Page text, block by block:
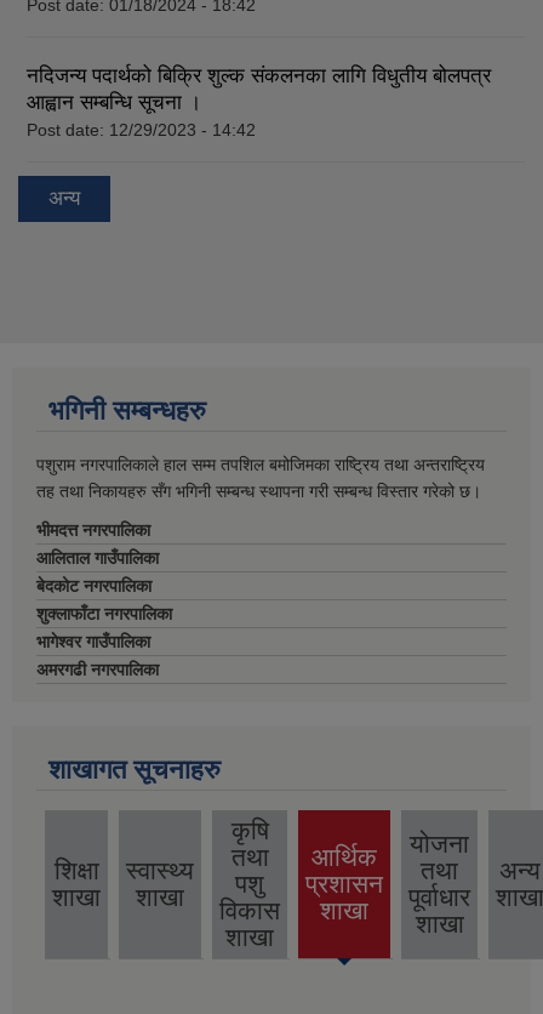
Post date: 01/18/2024 - 18:42
नदिजन्य पदार्थको बिक्रि शुल्क संकलनका लागि विधुतीय बोलपत्र
आह्वान सम्बन्धि सूचना ।
Post date: 12/29/2023 - 14:42
अन्य
भगिनी सम्बन्धहरु
पशुराम नगरपालिकाले हाल सम्म तपशिल बमोजिमका राष्ट्रिय तथा अन्तराष्ट्रिय
तह तथा निकायहरु सँग भगिनी सम्बन्ध स्थापना गरी सम्बन्ध विस्तार गरेको छ।
भीमदत्त नगरपालिका
आलिताल गाउँपालिका
बेदकोट नगरपालिका
शुक्लाफाँटा नगरपालिका
भागेश्वर गाउँपालिका
अमरगढी नगरपालिका
शाखागत सूचनाहरु
शिक्षा
शाखा
स्वास्थ्य
शाखा
कृषि
तथा
पशु
विकास
शाखा
आर्थिक
प्रशासन
शाखा
(active
tab)
योजना
तथा
पूर्वाधार
शाखा
अन्य
शाखा